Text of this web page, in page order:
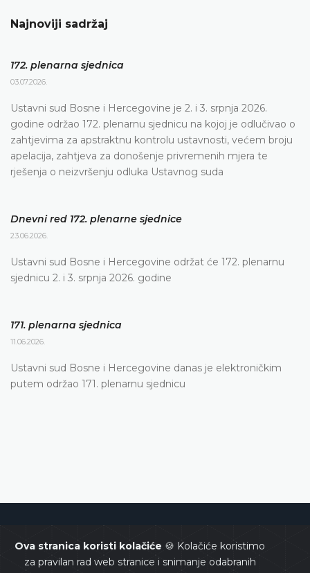
Ova stranica koristi kolačiće 🍪 Kolačiće koristimo
za pravilan rad web stranice i snimanje odabranih
Najnoviji sadržaj
172. plenarna sjednica
03.07.2026.
Ustavni sud Bosne i Hercegovine je 2. i 3. srpnja 2026.
godine održao 172. plenarnu sjednicu na kojoj je odlučivao o
zahtjevima za apstraktnu kontrolu ustavnosti, većem broju
apelacija, zahtjeva za donošenje privremenih mjera te
rješenja o neizvršenju odluka Ustavnog suda
Dnevni red 172. plenarne sjednice
23.06.2026.
Ustavni sud Bosne i Hercegovine održat će 172. plenarnu
sjednicu 2. i 3. srpnja 2026. godine
171. plenarna sjednica
11.06.2026.
Ustavni sud Bosne i Hercegovine danas je elektroničkim
putem održao 171. plenarnu sjednicu